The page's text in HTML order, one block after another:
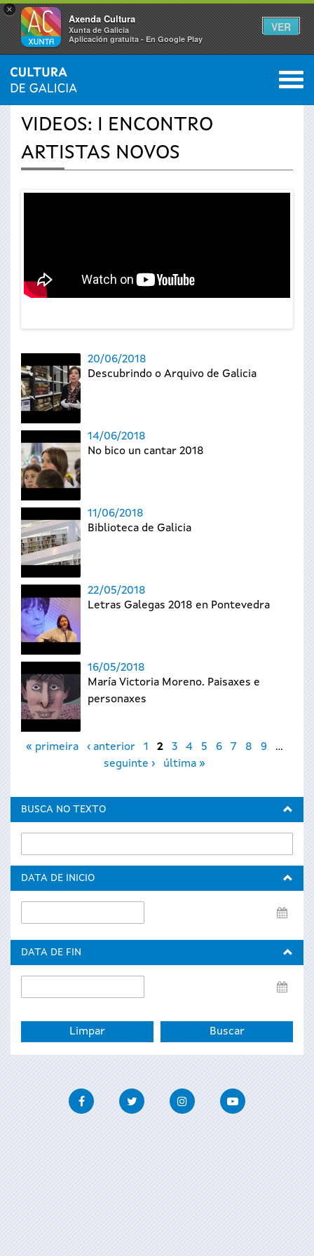
×
Axenda Cultura
Xunta de Galicia
Aplicación gratuíta - En Google Play
VER
Vostede
aquí
INICIO › ACTUALIDADE 0
VIDEOS: I ENCONTRO
ARTISTAS NOVOS
20/06/2018
Descubrindo o Arquivo de Galicia
14/06/2018
No bico un cantar 2018
11/06/2018
Biblioteca de Galicia
22/05/2018
Letras Galegas 2018 en Pontevedra
16/05/2018
María Victoria Moreno. Paisaxes e
personaxes
Páxinas
« primeira ‹ anterior 1 2 3 4 5 6 7 8 9
…
seguinte ›
última »
BUSCA NO TEXTO
DATA DE INICIO
de
DATA DE FIN
de
FacebookTwitter InstagramYoutube